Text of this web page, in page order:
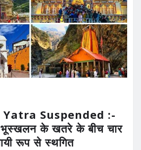
Suspended :-
भूस्खलन के खतरे के बीच चार
रूप से स्थगित